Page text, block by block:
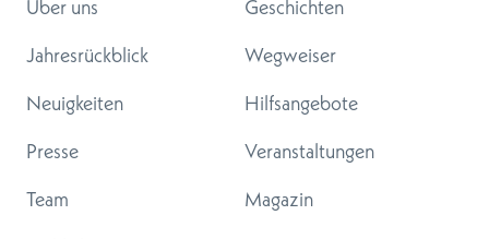
Über uns
Jahresrückblick
Neuigkeiten
Presse
Team
Geschichten
Wegweiser
Hilfsangebote
Veranstaltungen
Magazin